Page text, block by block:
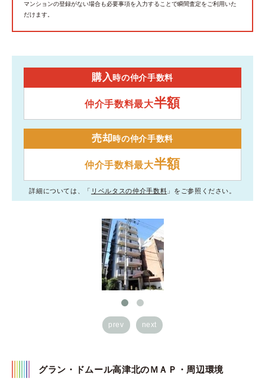
マンションの登録がない場合も必要事項を入力することで瞬間査定をご利用いた
だけます。
購入時の仲介手数料
仲介手数料最大半額
売却時の仲介手数料
仲介手数料最大半額
詳細については、「 リベルタスの仲介手数料 」をご参照ください。
prev next
グラン・ドムール高津北のＭＡＰ・周辺環境